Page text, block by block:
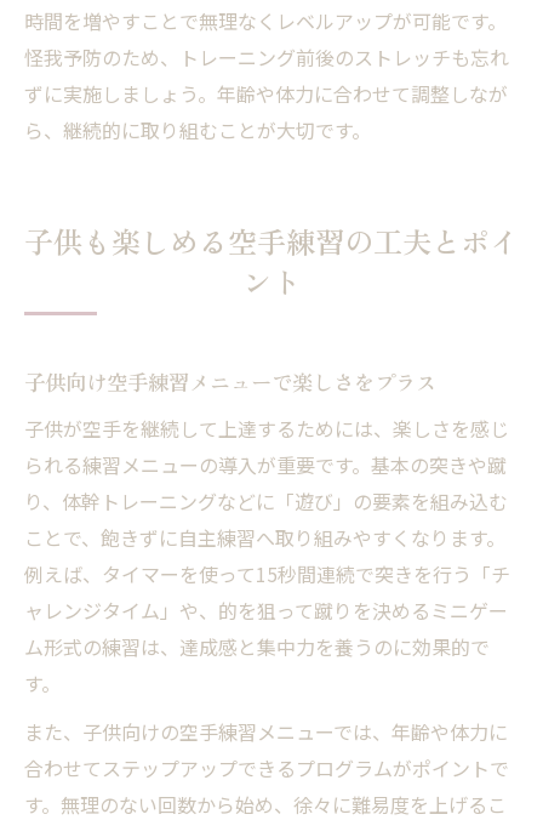
時間を増やすことで無理なくレベルアップが可能です。
怪我予防のため、トレーニング前後のストレッチも忘れ
ずに実施しましょう。年齢や体力に合わせて調整しなが
ら、継続的に取り組むことが大切です。
子供も楽しめる空手練習の工夫とポイ
ント
子供向け空手練習メニューで楽しさをプラス
子供が空手を継続して上達するためには、楽しさを感じ
られる練習メニューの導入が重要です。基本の突きや蹴
り、体幹トレーニングなどに「遊び」の要素を組み込む
ことで、飽きずに自主練習へ取り組みやすくなります。
例えば、タイマーを使って15秒間連続で突きを行う「チ
ャレンジタイム」や、的を狙って蹴りを決めるミニゲー
ム形式の練習は、達成感と集中力を養うのに効果的で
す。
また、子供向けの空手練習メニューでは、年齢や体力に
合わせてステップアップできるプログラムがポイントで
す。無理のない回数から始め、徐々に難易度を上げるこ